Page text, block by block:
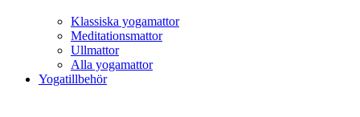
Klassiska yogamattor
Meditationsmattor
Ullmattor
Alla yogamattor
Yogatillbehör